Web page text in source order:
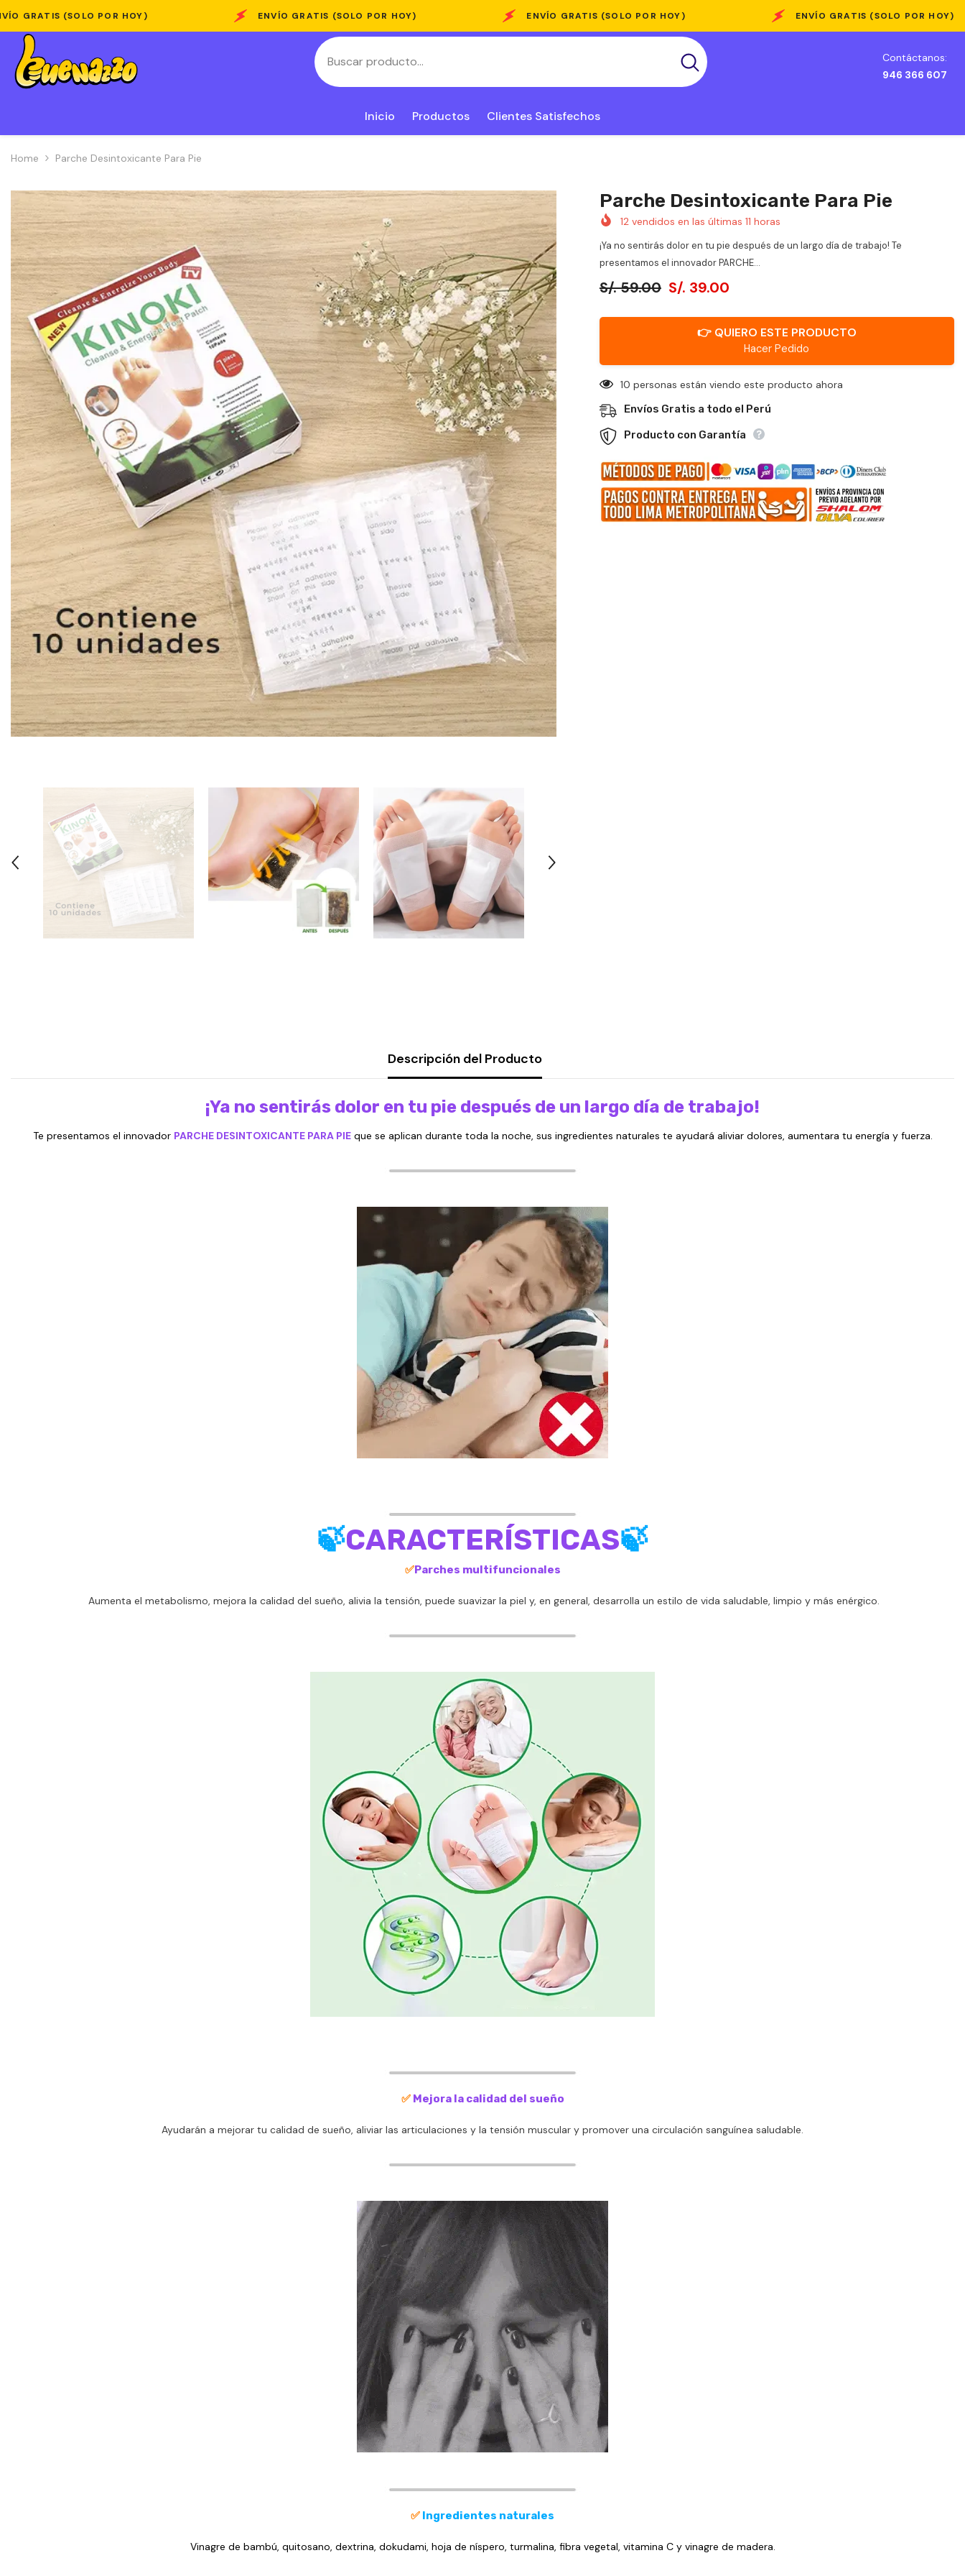
Skip To Content
POR HOY) ENVÍO GRATIS (SOLO POR HOY) ENVÍO GRATIS (SOLO POR HOY) ENVÍO GRATIS (SOLO POR HOY)
Contáctanos:
946 366 607
Inicio Productos Clientes Satisfechos
Home Parche Desintoxicante Para Pie
Parche Desintoxicante Para Pie
12vendidos en las últimas 11 horas
¡Ya no sentirás dolor en tu pie después de un largo día de trabajo! Te
presentamos el innovador PARCHE...
S/. 59.00 S/. 39.00
👉 QUIERO ESTE PRODUCTO
Hacer Pedido
45 personas están viendo este producto ahora
Envíos Gratis a todo el Perú
Producto con Garantía
Descripción del Producto
¡Ya no sentirás dolor en tu pie después de un largo día de trabajo!
Te presentamos el innovador PARCHE DESINTOXICANTE PARA PIEque se aplican durante toda la noche, sus ingredientes naturales te ayudará aliviar dolores, aumentara tu energía y fuerza.
🍃CARACTERÍSTICAS🍃
✅Parches multifuncionales
Aumenta el metabolismo, mejora la calidad del sueño, alivia la tensión, puede suavizar la piel y, en general, desarrolla un estilo de vida saludable, limpio y más enérgico.
✅ Mejora la calidad del sueño
Ayudarán a mejorar tu calidad de sueño, aliviar las articulaciones y la tensión muscular y promover una circulación sanguínea saludable.
✅ Ingredientes naturales
Vinagre de bambú, quitosano, dextrina, dokudami, hoja de níspero, turmalina, fibra vegetal, vitamina C y vinagre de madera.